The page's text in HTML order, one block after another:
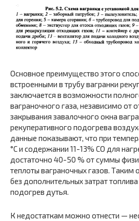
Основное преимущество этого
встроенными в трубу вагранки
заключается в возможности
ваграночного газа, независимо от
закрывания завалочного окна
рекуперативного подогрева
данные показывают, что при
°С и содержании 11-13% СО для
достаточно 40-50 % от суммы
теплоты ваграночных газов. Таким
без дополнительных затрат
подогрев дутья.
К недостаткам можно отнести —